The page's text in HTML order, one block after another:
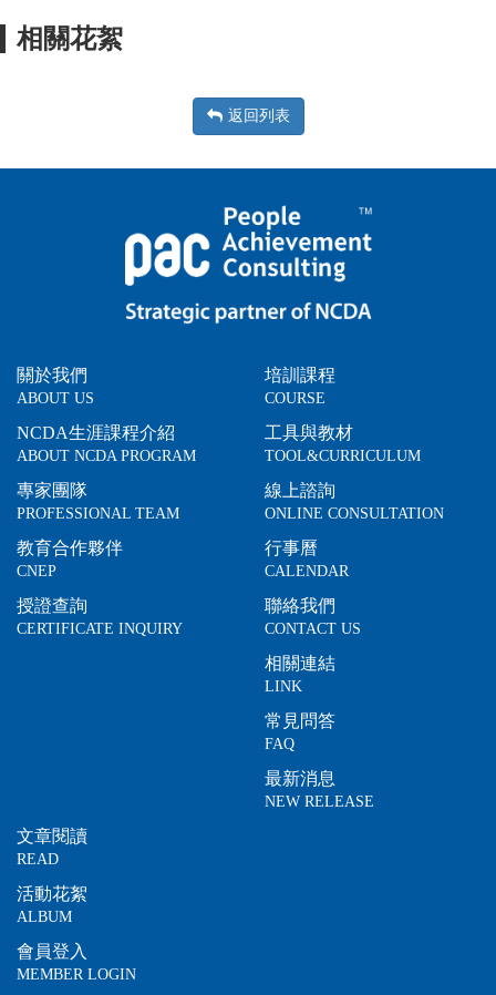
相關花絮
返回列表
關於我們
ABOUT US
NCDA生涯課程介紹
ABOUT NCDA PROGRAM
專家團隊
PROFESSIONAL TEAM
教育合作夥伴
CNEP
授證查詢
CERTIFICATE INQUIRY
培訓課程
COURSE
工具與教材
TOOL&CURRICULUM
線上諮詢
ONLINE CONSULTATION
行事曆
CALENDAR
聯絡我們
CONTACT US
相關連結
LINK
常見問答
FAQ
最新消息
NEW RELEASE
文章閱讀
READ
活動花絮
ALBUM
會員登入
MEMBER LOGIN